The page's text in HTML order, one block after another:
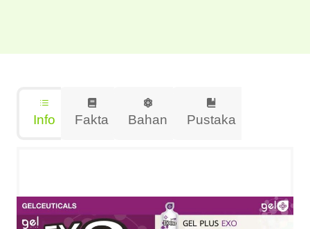
Info Fakta Bahan Pustaka